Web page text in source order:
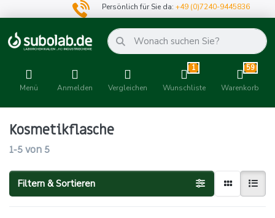
Persönlich für Sie da:+49 (0)7240-9445836
Menü Anmelden Vergleichen
1
Wunschliste
59
Warenkorb
Kosmetikflasche
1-5von5
Filtern & Sortieren